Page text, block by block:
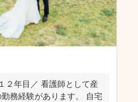
２年目／ 看護師として産
務経験があります。 自宅